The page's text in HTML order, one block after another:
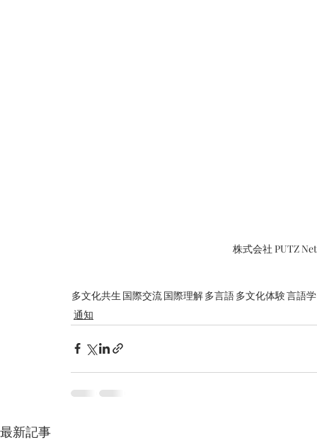
株式会社 PUTZ
多文化共生 国際交流国際理解多言語多文化体験言語
通知
最新記事